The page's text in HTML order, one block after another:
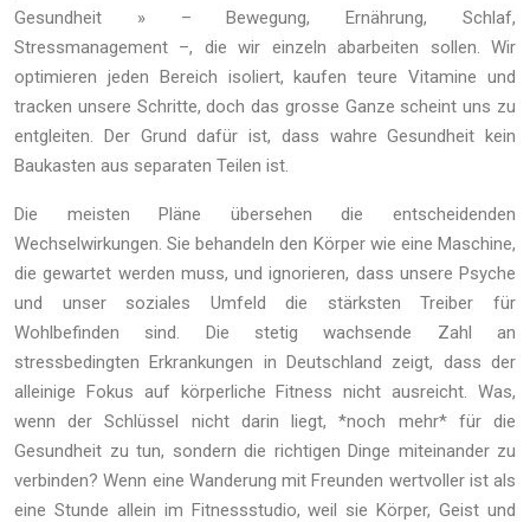
Gesundheit » – Bewegung, Ernährung, Schlaf,
Stressmanagement –, die wir einzeln abarbeiten sollen. Wir
optimieren jeden Bereich isoliert, kaufen teure Vitamine und
tracken unsere Schritte, doch das grosse Ganze scheint uns zu
entgleiten. Der Grund dafür ist, dass wahre Gesundheit kein
Baukasten aus separaten Teilen ist.
Die meisten Pläne übersehen die entscheidenden
Wechselwirkungen. Sie behandeln den Körper wie eine Maschine,
die gewartet werden muss, und ignorieren, dass unsere Psyche
und unser soziales Umfeld die stärksten Treiber für
Wohlbefinden sind. Die stetig wachsende Zahl an
stressbedingten Erkrankungen in Deutschland zeigt, dass der
alleinige Fokus auf körperliche Fitness nicht ausreicht. Was,
wenn der Schlüssel nicht darin liegt, *noch mehr* für die
Gesundheit zu tun, sondern die richtigen Dinge miteinander zu
verbinden? Wenn eine Wanderung mit Freunden wertvoller ist als
eine Stunde allein im Fitnessstudio, weil sie Körper, Geist und